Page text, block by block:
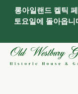
롱아일랜드 켈틱
토요일에 돌아옵